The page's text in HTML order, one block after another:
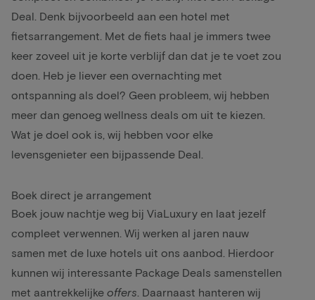
Deal. Denk bijvoorbeeld aan een hotel met
fietsarrangement . Met de fiets haal je immers twee
keer zoveel uit je korte verblijf dan dat je te voet zou
doen. Heb je liever een overnachting met
ontspanning als doel? Geen probleem, wij hebben
meer dan genoeg wellness deals om uit te kiezen.
Wat je doel ook is, wij hebben voor elke
levensgenieter een bijpassende Deal.
Boek direct je arrangement
Boek jouw nachtje weg bij ViaLuxury en laat jezelf
compleet verwennen. Wij werken al jaren nauw
samen met de luxe hotels uit ons aanbod. Hierdoor
kunnen wij interessante Package Deals samenstellen
met aantrekkelijke offers . Daarnaast hanteren wij